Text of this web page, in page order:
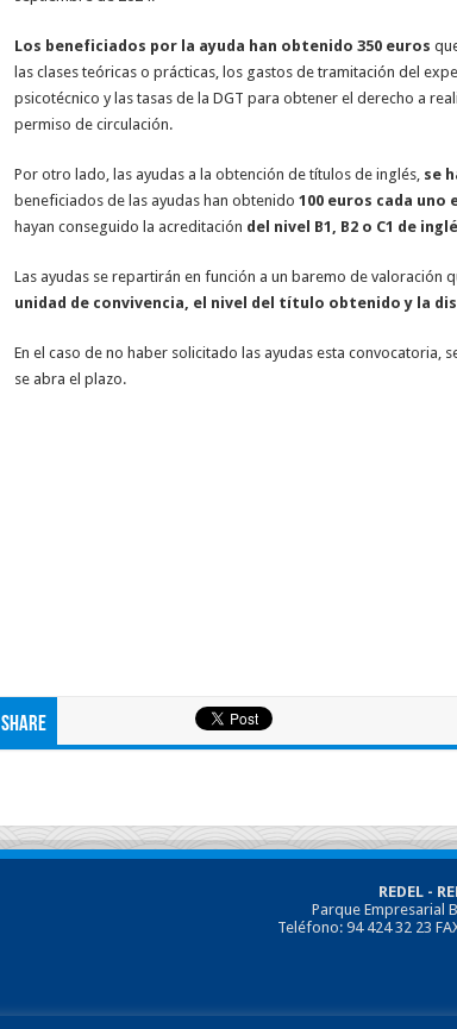
Los beneficiados por la ayuda han obtenido 350 euros
las clases teóricas o prácticas, los gastos de tramitación del
psicotécnico y las tasas de la DGT para obtener el derecho a
permiso de circulación.
Por otro lado, las ayudas a la obtención de títulos de inglés,se
beneficiados de las ayudas han obtenido 100 euros cada uno
hayan conseguido la acreditación del nivel B1, B2 o C1 de
Las ayudas se repartirán en función a un baremo de valoración
unidad de convivencia, el nivel del título obtenido y la
En el caso de no haber solicitado las ayudas esta convocatoria,
se abra el plazo.
Share
REDEL -
Parque Empresarial
Teléfono: 94 424 32 23